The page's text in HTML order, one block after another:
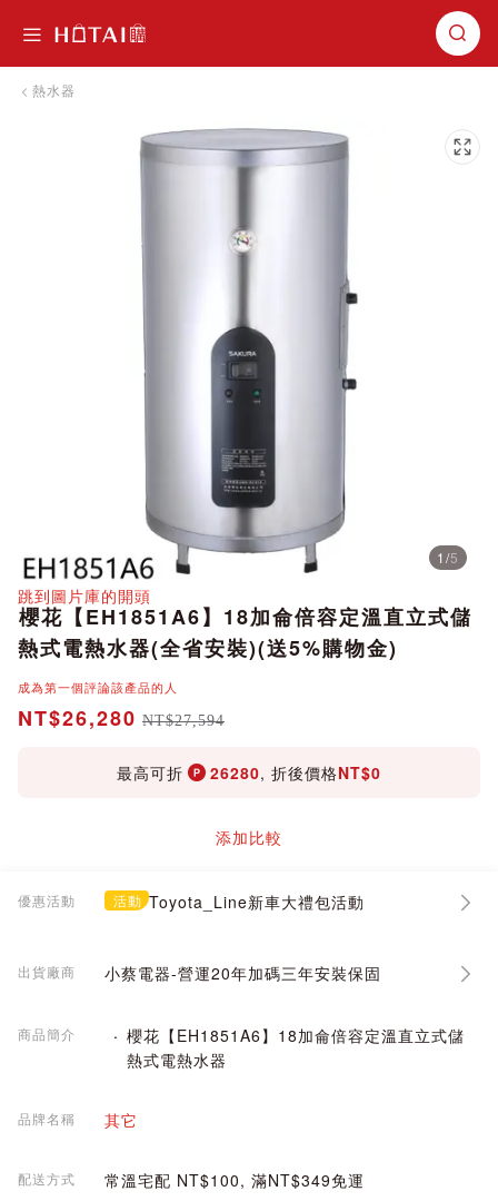
熱水器
跳到圖片庫的末尾
1 /5
跳到圖片庫的開頭
分享
櫻花【EH1851A6】18加侖倍容定溫直立式儲
熱式電熱水器(全省安裝)(送5%購物金)
成為第一個評論該產品的人
NT$26,280 NT$27,594
最高可折 26280, 折後價格NT$0
添加比較
優惠活動 活動 Toyota_Line新車大禮包活動
出貨廠商 小蔡電器-營運20年加碼三年安裝保固
商品簡介
櫻花【EH1851A6】18加侖倍容定溫直立式儲
熱式電熱水器
品牌名稱 其它
配送方式 常溫宅配 NT$100, 滿NT$349免運